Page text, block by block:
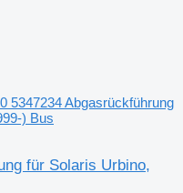
5347234 Abgasrückführung
) Bus
für Solaris Urbino,